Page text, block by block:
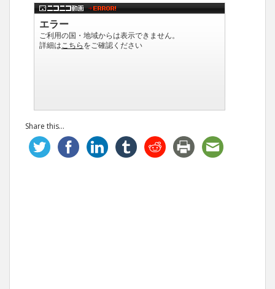
Share this...